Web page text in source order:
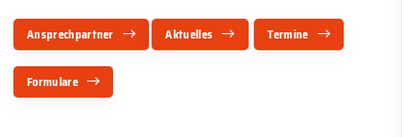
Ansprechpartner Aktuelles Termine
Formulare